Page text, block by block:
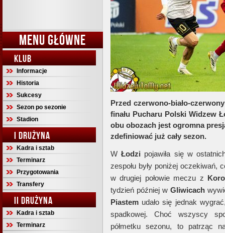
MENU GŁÓWNE
KLUB
Informacje
Historia
Sukcesy
Sezon po sezonie
Stadion
I DRUŻYNA
Kadra i sztab
Terminarz
Przygotowania
Transfery
II DRUŻYNA
Kadra i sztab
Terminarz
Przed czerwono-biało-
finału Pucharu Polski Widzew
obu obozach jest ogromna
zdefiniować już cały sezon.
WŁodzi pojawiła się w
zespołu były poniżej oczekiwań,
w drugiej połowie meczu z
tydzień później w Gliwicach
Piastem udało się jednak
spadkowej. Choć wszyscy
półmetku sezonu, to patrząc